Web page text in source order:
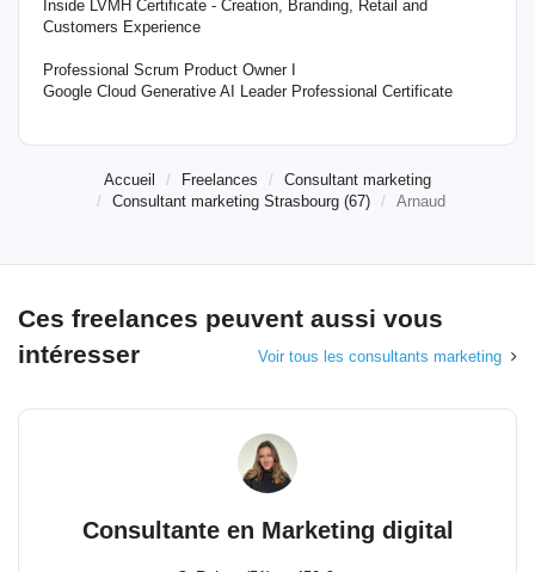
Inside LVMH Certificate - Creation, Branding, Retail and
Customers Experience
Professional Scrum Product Owner I
Google Cloud Generative AI Leader Professional Certificate
Accueil Freelances
Consultant marketing
Consultant marketing Strasbourg (67)
Arnaud
Ces freelances peuvent aussi vous
intéresser
Voir tous les consultants marketing
Consultante en Marketing digital